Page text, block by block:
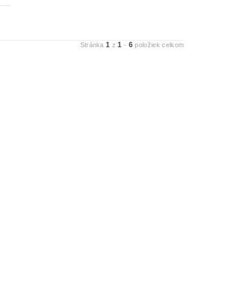
Stránka1 z1 - 6 položiek celkom